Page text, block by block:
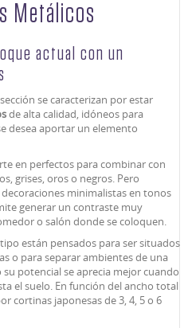
Metálicos
actual con un
se caracterizan por estar
de alta calidad, idóneos para
desea aportar un elemento
en perfectos para combinar con
grises, oros o negros. Pero
minimalistas en tonos
generar un contraste muy
o salón donde se coloquen.
están pensados para ser situados
o para separar ambientes de una
potencial se aprecia mejor cuando
el suelo. En función del ancho total
cortinas japonesas de 3, 4, 5 o 6